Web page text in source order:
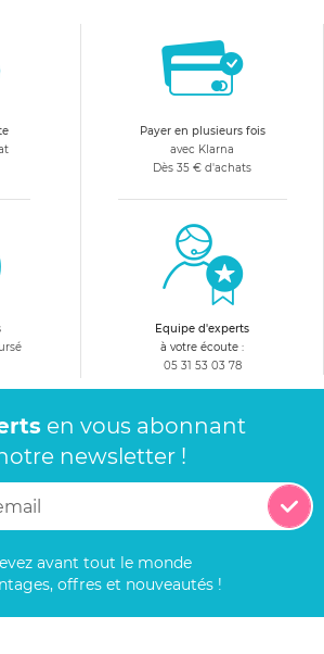
Payer en plusieurs fois
avec Klarna
Dès 35 € d'achats
Equipe d'experts
à votre écoute :
05 31 53 03 78
en vous abonnant
newsletter !
avant tout le monde
offres et nouveautés !